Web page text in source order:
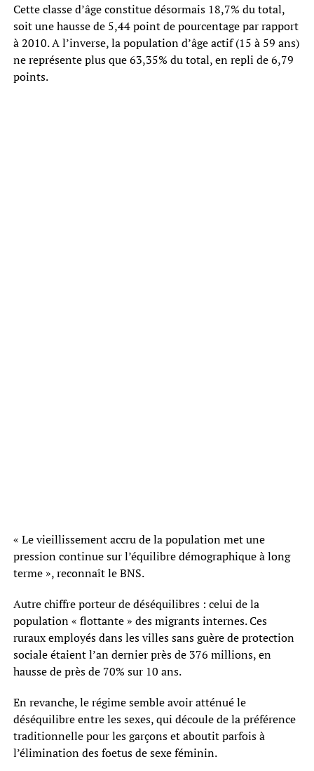
Cette classe d’âge constitue désormais 18,7% du total,
soit une hausse de 5,44 point de pourcentage par rapport
à 2010. A l’inverse, la population d’âge actif (15 à 59 ans)
ne représente plus que 63,35% du total, en repli de 6,79
points.
« Le vieillissement accru de la population met une
pression continue sur l’équilibre démographique à long
terme », reconnaît le BNS.
Autre chiffre porteur de déséquilibres : celui de la
population « flottante » des migrants internes. Ces
ruraux employés dans les villes sans guère de protection
sociale étaient l’an dernier près de 376 millions, en
hausse de près de 70% sur 10 ans.
En revanche, le régime semble avoir atténué le
déséquilibre entre les sexes, qui découle de la préférence
traditionnelle pour les garçons et aboutit parfois à
l’élimination des foetus de sexe féminin.